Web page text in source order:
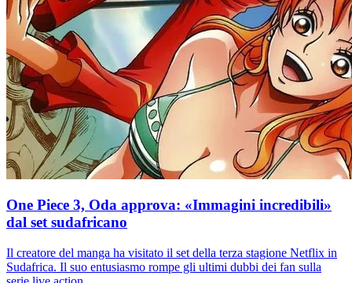
One Piece 3, Oda approva: «Immagini incredibili»
dal set sudafricano
Il creatore del manga ha visitato il set della terza stagione Netflix in
Sudafrica. Il suo entusiasmo rompe gli ultimi dubbi dei fan sulla